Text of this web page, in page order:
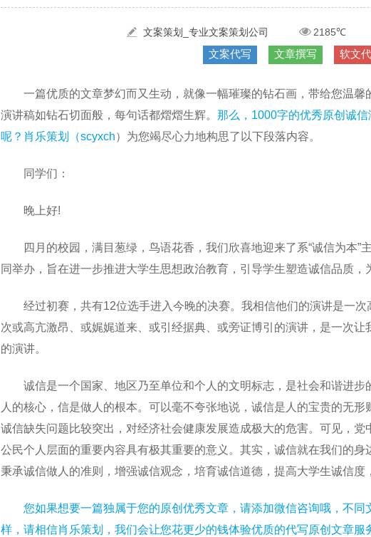
文案策划_专业文案策划公司 2185℃
文案代写 文章撰写 软文
一篇优质的文章梦幻而又生动，就像一幅璀璨的钻石画，带给您温馨
演讲稿如钻石切面般，每句话都熠熠生辉。 那么，1000字的优秀原创诚
呢？肖乐策划（scyxch）为您竭尽心力地构思了以下段落内容。
同学们：
晚上好!
四月的校园，满目葱绿，鸟语花香，我们欣喜地迎来了系“诚信为本
同举办，旨在进一步推进大学生思想政治教育，引导学生塑造诚信品质
经过初赛，共有12位选手进入今晚的决赛。我相信他们的演讲是一
次或高亢激昂、或娓娓道来、或引经据典、或旁证博引的演讲，是一次
的演讲。
诚信是一个国家、地区乃至单位和个人的文明标志，是社会和谐进
人的核心，信是做人的根本。可以毫不夸张地说，诚信是人的宝贵的无
诚信缺失问题比较突出，对经济社会健康发展造成极大的危害。可见，党
公民个人层面的重要内容具有极其重要的意义。其实，诚信就在我们的
秉承诚信做人的准则，增强诚信观念，培育诚信道德，提高大学生诚信度
您如果想要一篇独属于您的原创优秀文章，请添加微信咨询哦，不
样，请相信肖乐策划，我们会让您花更少的钱体验优质的代写原创文章服